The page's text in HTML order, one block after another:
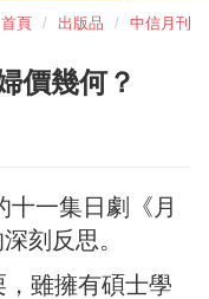
首頁 出版品 中信月刊
價幾何？
一集日劇《月
刻反思。
雖擁有碩士學